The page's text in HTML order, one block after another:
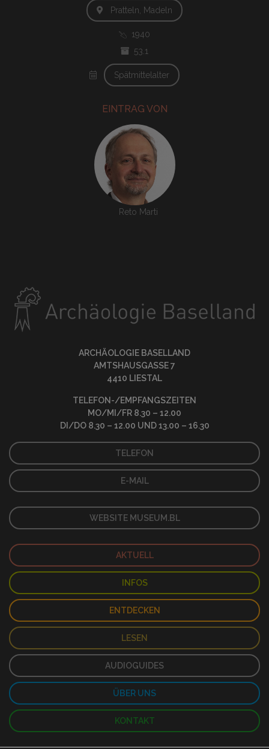
Pratteln, Madeln
1940
53.1
Spätmittelalter
EINTRAG VON
Reto Marti
ARCHÄOLOGIE BASELLAND
AMTSHAUSGASSE 7
4410 LIESTAL
TELEFON-/EMPFANGSZEITEN
MO/MI/FR 8.30 – 12.00
DI/DO 8.30 – 12.00 UND 13.00 – 16.30
TELEFON
E-MAIL
WEBSITE MUSEUM.BL
AKTUELL
INFOS
ENTDECKEN
LESEN
AUDIOGUIDES
ÜBER UNS
KONTAKT